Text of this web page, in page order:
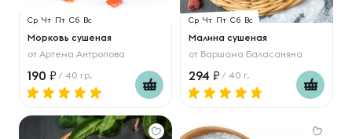
Ср Чт Пт Сб Вс
Морковь сушеная
от Артема Антропова
190 / 40 гр.
Ср Чт Пт Сб Вс
Малина сушеная
от Варшама Баласаняна
294 / 40 г.